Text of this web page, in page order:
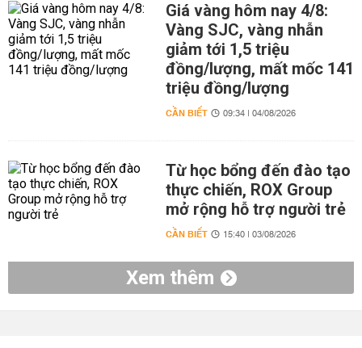
Giá vàng hôm nay 4/8:
Vàng SJC, vàng nhẫn
giảm tới 1,5 triệu
đồng/lượng, mất mốc 141
triệu đồng/lượng
CẦN BIẾT 09:34 | 04/08/2026
Từ học bổng đến đào tạo
thực chiến, ROX Group
mở rộng hỗ trợ người trẻ
CẦN BIẾT 15:40 | 03/08/2026
Xem thêm